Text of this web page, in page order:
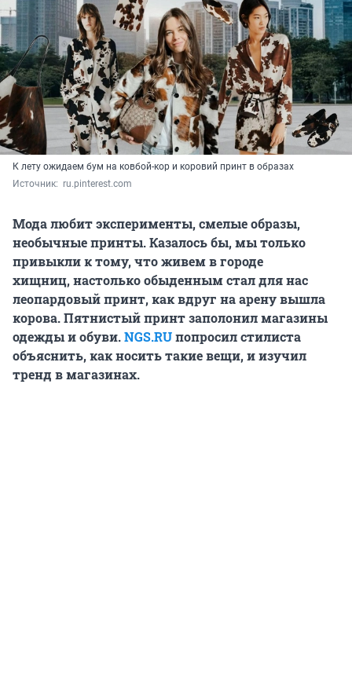
К лету ожидаем бум на ковбой-кор и коровий принт в образах
Источник: ru.pinterest.com
Мода любит эксперименты, смелые образы,
необычные принты. Казалось бы, мы только
привыкли к тому, что живем в городе
хищниц, настолько обыденным стал для нас
леопардовый принт, как вдруг на арену вышла
корова. Пятнистый принт заполонил магазины
одежды и обуви.NGS.RUпопросил стилиста
объяснить, как носить такие вещи, и изучил
тренд в магазинах.